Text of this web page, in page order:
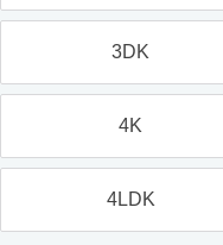
3DK
4K
4LDK